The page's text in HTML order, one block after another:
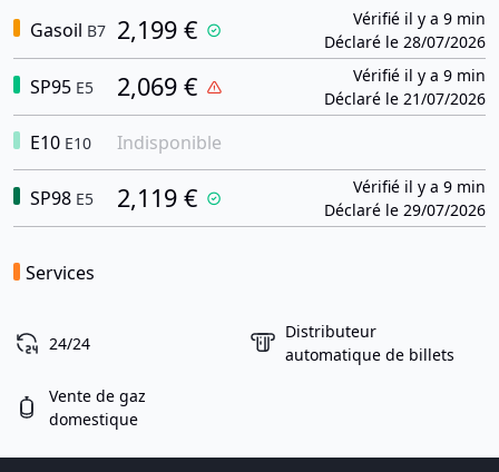
Gasoil B7 2,199 €
Vérifié il y a 9 min
Déclaré le 28/07/2026
SP95 E5 2,069 €
Vérifié il y a 9 min
Déclaré le 21/07/2026
E10 E10 Indisponible
SP98 E5 2,119 €
Vérifié il y a 9 min
Déclaré le 29/07/2026
Services
24/24
Distributeur
automatique de billets
Vente de gaz
domestique